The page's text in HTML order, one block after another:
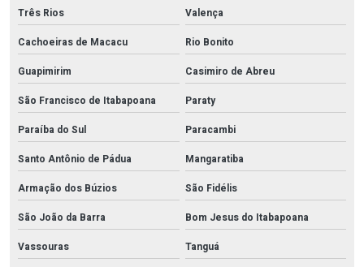
Três Rios
Valença
Cachoeiras de Macacu
Rio Bonito
Guapimirim
Casimiro de Abreu
São Francisco de Itabapoana
Paraty
Paraíba do Sul
Paracambi
Santo Antônio de Pádua
Mangaratiba
Armação dos Búzios
São Fidélis
São João da Barra
Bom Jesus do Itabapoana
Vassouras
Tanguá